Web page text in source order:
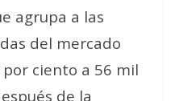
agrupa a las
del mercado
ciento a 56 mil
de la